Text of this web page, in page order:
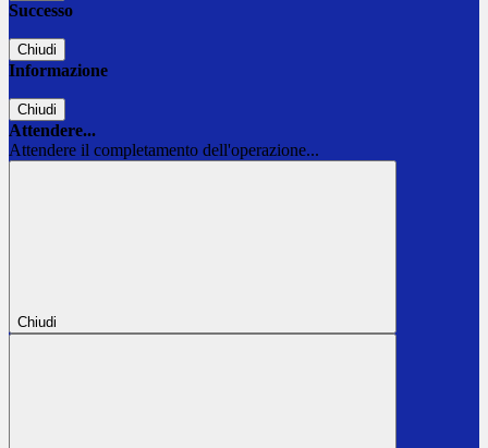
Successo
Chiudi
Informazione
Chiudi
Attendere...
Attendere il completamento dell'operazione...
Chiudi